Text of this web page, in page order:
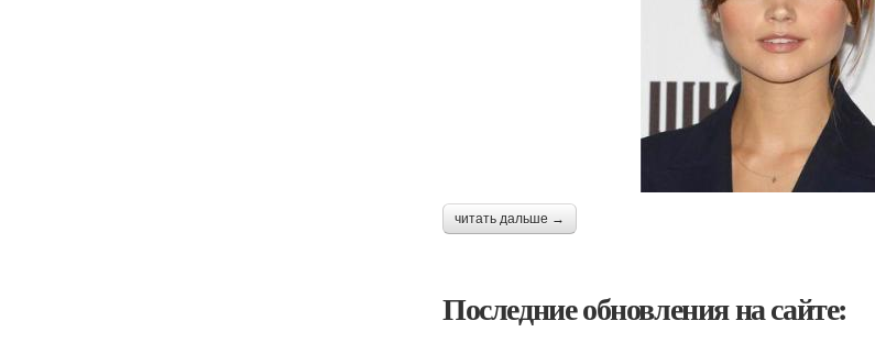
читать дальше →
Последние обновления на сайте: